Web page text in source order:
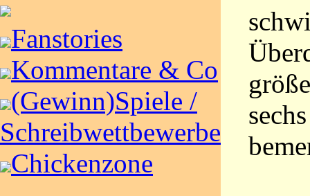
Fanstories
Kommentare & Co
(Gewinn)Spiele /
Schreibwettbewerbe
Chickenzone